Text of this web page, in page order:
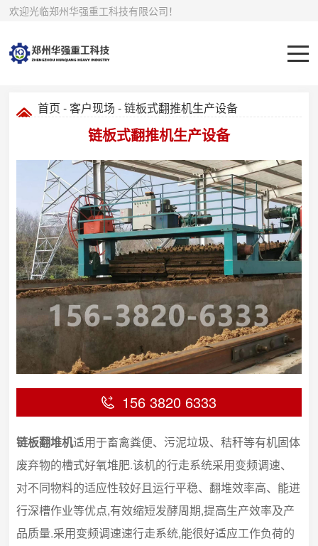
欢迎光临郑州华强重工科技有限公司！
首页 -客户现场 - 链板式翻推机生产设备
链板式翻推机生产设备
156 3820 6333
链板翻堆机适用于畜禽粪便、污泥垃圾、秸秆等有机固体
废弃物的槽式好氧堆肥.该机的行走系统采用变频调速、
对不同物料的适应性较好且运行平稳、翻堆效率高、能进
行深槽作业等优点,有效缩短发酵周期,提高生产效率及产
品质量.采用变频调速速行走系统,能很好适应工作负荷的